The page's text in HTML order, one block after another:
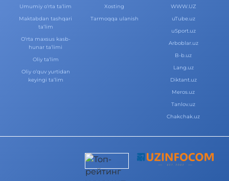
Umumiy o‘rta ta‘lim
Maktabdan tashqari
ta‘lim
O‘rta maxsus kasb-
hunar ta‘limi
Oliy ta‘lim
Oliy o‘quv yurtidan
keyingi ta‘lim
Xosting
Tarmoqqa ulanish
WWW.UZ
uTube.uz
uSport.uz
Arboblar.uz
B-b.uz
Lang.uz
Diktant.uz
Meros.uz
Tanlov.uz
Chakchak.uz